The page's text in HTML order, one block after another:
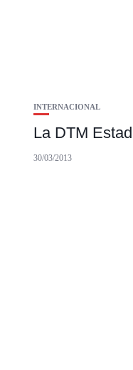
INTERNACIONAL
La DTM
30/03/2013